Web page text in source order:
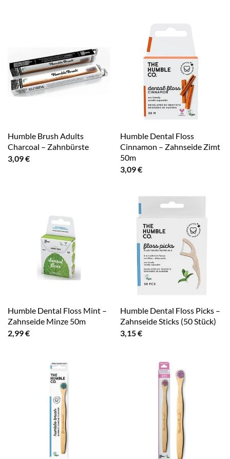
Humble Brush Adults
Charcoal – Zahnbürste
3,09€
Humble Dental Floss
Cinnamon – Zahnseide Zimt
50m
3,09€
Humble Dental Floss Mint –
Zahnseide Minze 50m
2,99€
Humble Dental Floss Picks –
Zahnseide Sticks (50 Stück)
3,15€